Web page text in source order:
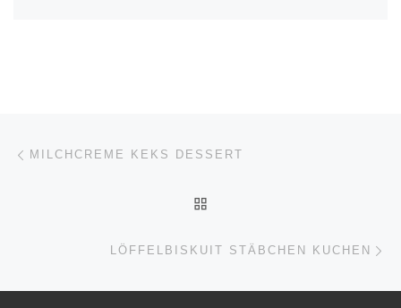
Beitragsnavigation
MILCHCREME KEKS DESSERT
LÖFFELBISKUIT STÄBCHEN KUCHEN